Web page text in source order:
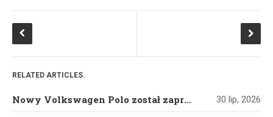
RELATED ARTICLES.
Nowy Volkswagen Polo został zaprezentowany światu 30 lip, 2026